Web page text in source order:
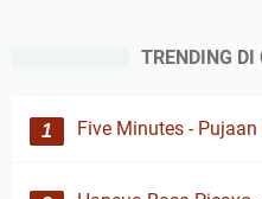
TRENDING DI
Five Minutes -